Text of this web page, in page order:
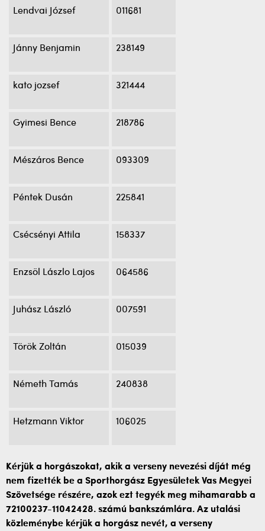
Lendvai József 011681
Jánny Benjamin 238149
kato jozsef 321444
Gyimesi Bence 218786
Mészáros Bence 093309
Péntek Dusán 225841
Csécsényi Attila 158337
Enzsöl Lászlo Lajos 064586
Juhász László 007591
Török Zoltán 015039
Németh Tamás 240838
Hetzmann Viktor 106025
Kérjük a horgászokat, akik a verseny nevezési díját még
nem fizették be a Sporthorgász Egyesületek Vas Megyei
Szövetsége részére, azok ezt tegyék meg mihamarabb a
72100237-11042428. számú bankszámlára. Az utalási
közleménybe kérjük a horgász nevét, a verseny